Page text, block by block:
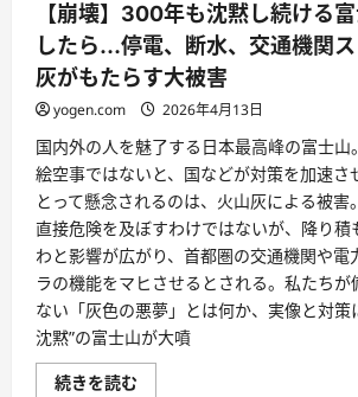
【崩壊】300年も沈黙し続ける
したら…停電、断水、交通機関
灰がもたらす大被害
yogen.com 2026年4月13日
国内外の人を魅了する日本最高峰の富士山
絵空事ではないと、国などが対策を加速さ
とって懸念されるのは、火山灰による被害
直接危険を及ぼすわけではないが、降り積
わと影響が広がり、首都圏の交通機関や電
ラの機能をマヒさせるとされる。私たちが
ない「灰色の悪夢」とは何か、実像と対策
沈黙”の富士山が大噴
続きを読む